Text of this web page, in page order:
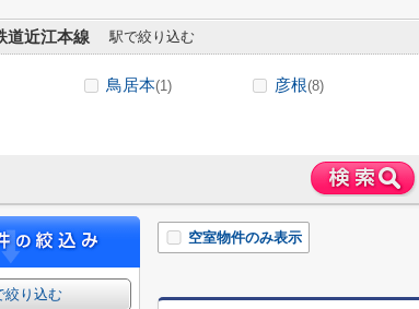
道近江本線 駅で絞り込む
鳥居本(1) 彦根(8)
空室物件のみ表示
絞り込む